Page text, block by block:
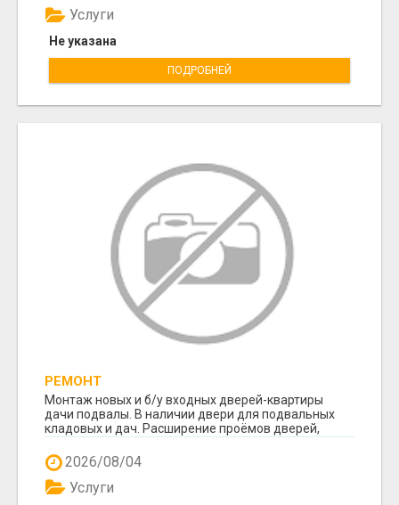
Не указана
Услуги
ПОДРОБНЕЙ
РЕМОНТ
Монтаж новых и б/у входных дверей-квартиры
дачи подвалы. В наличии двери для подвальных
кладовых и дач. Расширение проёмов дверей,
2026/08/04
Услуги